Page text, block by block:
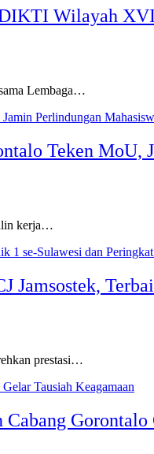
Wilayah
Lembaga…
Teken MoU,
kerja…
Jamsostek,
prestasi…
Gorontalo